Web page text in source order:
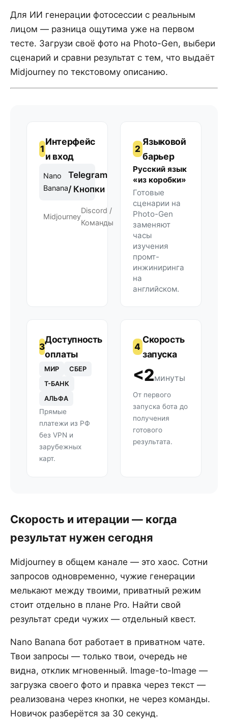
Для ИИ генерации фотосессии с реальным
лицом — разница ощутима уже на первом
тесте. Загрузи своё фото на Photo-Gen, выбери
сценарий и сравни результат с тем, что выдаёт
Midjourney по текстовому описанию.
1
Интерфейс
и вход
Nano
Banana
Telegram
/ Кнопки
Midjourney
Discord /
Команды
2
Языковой
барьер
Русский язык
«из коробки»
Готовые
сценарии на
Photo-Gen
заменяют
часы
изучения
промт-
инжиниринга
на
английском.
3
Доступность
оплаты
МИР
СБЕР
Т-БАНК
АЛЬФА
Прямые
платежи из РФ
без VPN и
зарубежных
карт.
4
Скорость
запуска
<2минуты
От первого
запуска бота до
получения
готового
результата.
Скорость и итерации — когда
результат нужен сегодня
Midjourney в общем канале — это хаос. Сотни
запросов одновременно, чужие генерации
мелькают между твоими, приватный режим
стоит отдельно в плане Pro. Найти свой
результат среди чужих — отдельный квест.
Nano Banana бот работает в приватном чате.
Твои запросы — только твои, очередь не
видна, отклик мгновенный. Image-to-Image —
загрузка своего фото и правка через текст —
реализована через кнопки, не через команды.
Новичок разберётся за 30 секунд.